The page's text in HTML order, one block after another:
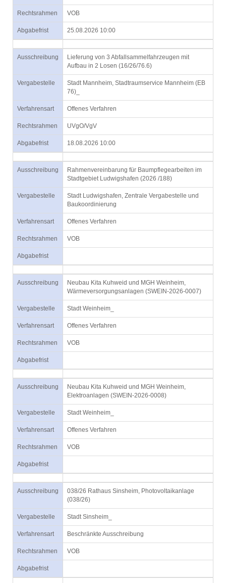
Rechtsrahmen VOB
Abgabefrist 25.08.2026 10:00
Ausschreibung
Lieferung von 3 Abfallsammelfahrzeugen mit
Aufbau in 2 Losen (16/26/76.6)
Vergabestelle
Stadt Mannheim, Stadtraumservice Mannheim (EB
76)_
Verfahrensart Offenes Verfahren
Rechtsrahmen UVgO/VgV
Abgabefrist 18.08.2026 10:00
Ausschreibung
Rahmenvereinbarung für Baumpflegearbeiten im
Stadtgebiet Ludwigshafen (2026 /188)
Vergabestelle
Stadt Ludwigshafen, Zentrale Vergabestelle und
Baukoordinierung
Verfahrensart Offenes Verfahren
Rechtsrahmen VOB
Abgabefrist
Ausschreibung
Neubau Kita Kuhweid und MGH Weinheim,
Wärmeversorgungsanlagen (SWEIN-2026-0007)
Vergabestelle Stadt Weinheim_
Verfahrensart Offenes Verfahren
Rechtsrahmen VOB
Abgabefrist
Ausschreibung
Neubau Kita Kuhweid und MGH Weinheim,
Elektroanlagen (SWEIN-2026-0008)
Vergabestelle Stadt Weinheim_
Verfahrensart Offenes Verfahren
Rechtsrahmen VOB
Abgabefrist
Ausschreibung
038/26 Rathaus Sinsheim, Photovoltaikanlage
(038/26)
Vergabestelle Stadt Sinsheim_
Verfahrensart Beschränkte Ausschreibung
Rechtsrahmen VOB
Abgabefrist